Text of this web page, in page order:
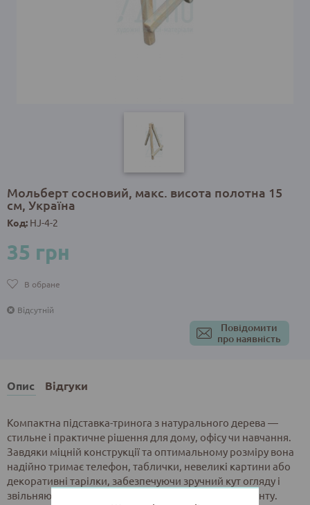
Мольберт сосновий, макс. висота полотна 15
см, Україна
Код: HJ-4-2
35 грн
В обране
Відсутній
Повідомити
про наявність
Опис Відгуки
Компактна підставка-тринога з натурального дерева —
стильне і практичне рішення для дому, офісу чи навчання.
Завдяки міцній конструкції та оптимальному розміру вона
надійно тримає телефон, таблички, невеликі картини або
декоративні тарілки, забезпечуючи зручний кут огляду і
звільняючи руки під час зйомки чи перегляду контенту.